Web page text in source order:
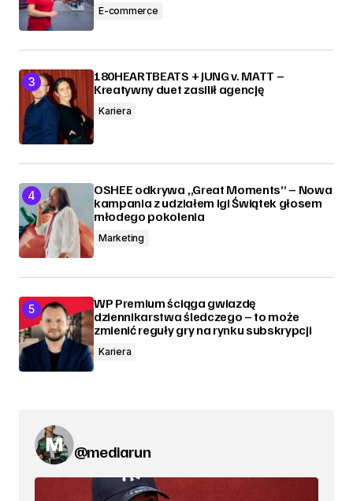
E-commerce
180HEARTBEATS + JUNG v. MATT –
Kreatywny duet zasilił agencję
Kariera
OSHEE odkrywa „Great Moments” – Nowa
kampania z udziałem Igi Świątek głosem
młodego pokolenia
Marketing
WP Premium ściąga gwiazdę
dziennikarstwa śledczego – to może
zmienić reguły gry na rynku subskrypcji
Kariera
@mediarun